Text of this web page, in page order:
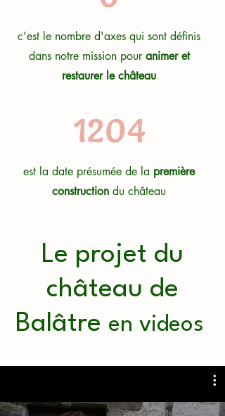
c'est le nombre d'axes qui sont définis
dans notre mission pouranimer et
restaurer le château
1204
est la date présumée de la première
construction du château
Le projet du
château de
Balâtre en videos